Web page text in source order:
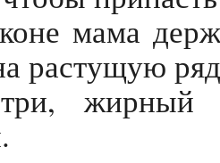
мама
растущую
жирный